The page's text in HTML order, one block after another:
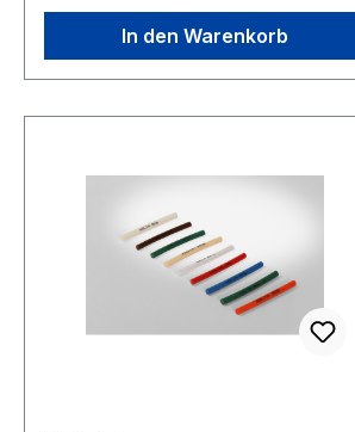
Zugstrang nein Shorehärte 88°
Shore A
In den Warenkorb